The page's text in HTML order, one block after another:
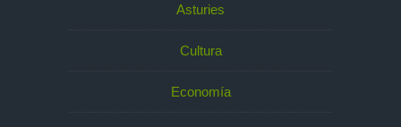
Asturies
Cultura
Economía